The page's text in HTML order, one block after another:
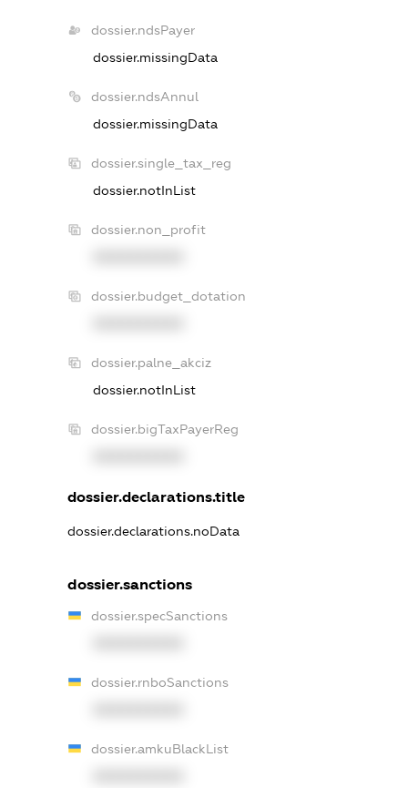
dossier.ndsPayer
dossier.missingData
dossier.ndsAnnul
dossier.missingData
dossier.single_tax_reg
dossier.notInList
dossier.non_profit
dossier.budget_dotation
dossier.palne_akciz
dossier.notInList
dossier.bigTaxPayerReg
dossier.declarations.title
dossier.declarations.noData
dossier.sanctions
dossier.specSanctions
dossier.rnboSanctions
dossier.amkuBlackList